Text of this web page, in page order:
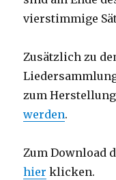
vierstimmige
Zusätzlich zu
zum
werden.
Zum Download
hier klicken.